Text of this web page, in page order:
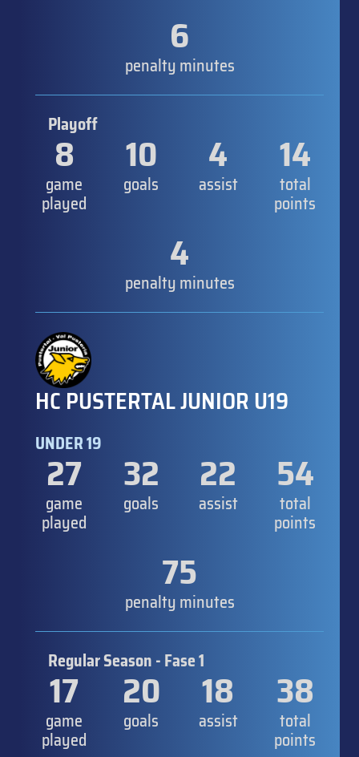
6
penalty minutes
Playoff
8
game
played
10
goals
4
assist
14
total
points
4
penalty minutes
HC PUSTERTAL JUNIOR U19
UNDER 19
27
game
played
32
goals
22
assist
54
total
points
75
penalty minutes
Regular Season - Fase 1
17
game
played
20
goals
18
assist
38
total
points